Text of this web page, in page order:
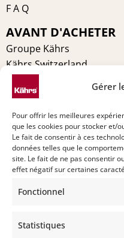
Gérer
Pour offrir les meilleures
que les cookies pour stocker et/
Le fait de consentir à ces
données telles que le
site. Le fait de ne pas consentir
effet négatif sur certaines
Fonctionnel
Statistiques
F A Q
AVANT D'ACHETER
Groupe Kährs
Kährs Switzerland
Certifications
Pourquoi Kährs
Contact